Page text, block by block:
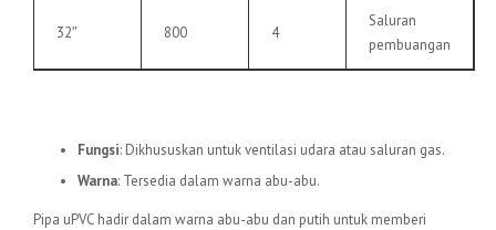
32″ 800 4
Saluran
pembuangan
Fungsi: Dikhususkan untuk ventilasi udara atau saluran gas.
Warna: Tersedia dalam warna abu-abu.
Pipa uPVC hadir dalam warna abu-abu dan putih untuk memberi